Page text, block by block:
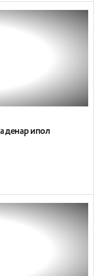
денар ипол